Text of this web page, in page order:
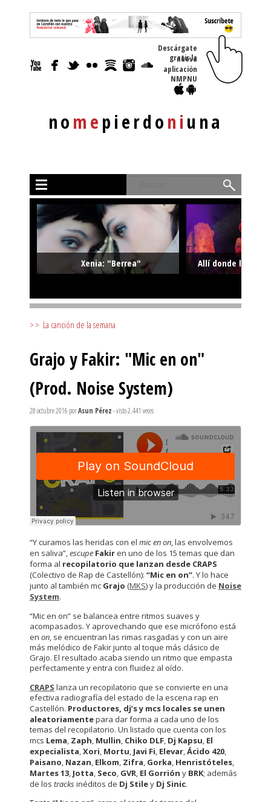
nomepierdoniuna
Descárgate
gratis la nueva
aplicación
NMPNU
Xenia: "Berrea" Allí donde la
>> La canción de la semana
Grajo y Fakir: "Mic en on"
(Prod. Noise System)
28 octubre 2016 porAsun Pérez- visto 2.441 veces
“Y curamos las heridas con el mic en on, las envolvemos
en saliva”,escupe Fakir en uno de los 15 temas que dan
forma al recopilatorio que lanzan desde CRAPS
(Colectivo de Rap de Castellón): “Mic en on”. Y lo hace
junto al también mc Grajo (MKS) y la producción de Noise
System.
“Mic en on” se balancea entre ritmos suaves y
acompasados. Y aprovechando que ese micrófono está
en on, se encuentran las rimas rasgadas y con un aire
más melódico de Fakir junto al toque más clásico de
Grajo. El resultado acaba siendo un ritmo que empasta
perfectamente y entra con fluidez al oído.
CRAPS lanza un recopilatorio que se convierte en una
efectiva radiografía del estado de la escena rap en
Castellón. Productores, dj’s y mcs locales se unen
aleatoriamentepara dar forma a cada uno de los
temas del recopilatorio. Un listado que cuenta con los
mcs Lema, Zaph, Mullin, Chiko DLF, Dj Kapsu, El
expecialista,Xori, Mortu, Javi Fi, Elevar,Ácido 420,
Paisano, Nazan, Elkom, Zifra, Gorka, Henristóteles,
Martes13, Jotta, Seco, GVR, El Gorrión y BRK; además
de los tracksinéditos de Dj Stiley Dj Sinic.